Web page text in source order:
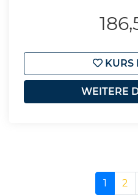
KURS
WEITERE
1 2